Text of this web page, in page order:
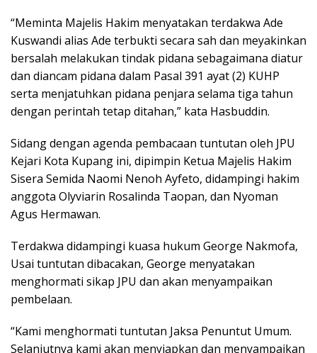
“Meminta Majelis Hakim menyatakan terdakwa Ade
Kuswandi alias Ade terbukti secara sah dan meyakinkan
bersalah melakukan tindak pidana sebagaimana diatur
dan diancam pidana dalam Pasal 391 ayat (2) KUHP
serta menjatuhkan pidana penjara selama tiga tahun
dengan perintah tetap ditahan,” kata Hasbuddin.
Sidang dengan agenda pembacaan tuntutan oleh JPU
Kejari Kota Kupang ini, dipimpin Ketua Majelis Hakim
Sisera Semida Naomi Nenoh Ayfeto, didampingi hakim
anggota Olyviarin Rosalinda Taopan, dan Nyoman
Agus Hermawan.
Terdakwa didampingi kuasa hukum George Nakmofa,
Usai tuntutan dibacakan, George menyatakan
menghormati sikap JPU dan akan menyampaikan
pembelaan.
“Kami menghormati tuntutan Jaksa Penuntut Umum.
Selanjutnya kami akan menyiapkan dan menyampaikan